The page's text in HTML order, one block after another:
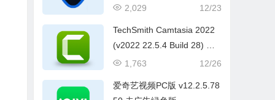
12/23
2,029
TechSmith Camtasia 2022
(v2022 22.5.4 Build 28) 中
文破解版
12/26
1,763
爱奇艺视频PC版 v12.2.5.78